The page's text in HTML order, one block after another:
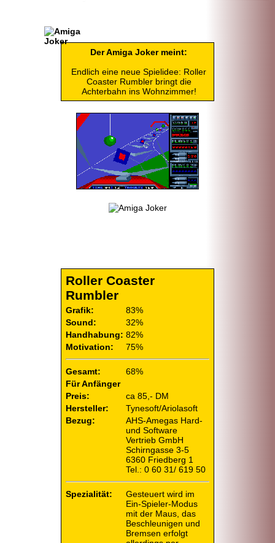
Der Amiga Joker meint:
Endlich eine neue Spielidee: Roller
Coaster Rumbler bringt die
Achterbahn ins Wohnzimmer!
Roller Coaster
Rumbler
Grafik:
83%
Sound:
32%
Handhabung: 82%
Motivation:
75%
Gesamt:
68%
Für Anfänger
Preis:
ca 85,- DM
Hersteller:
Tynesoft/Ariolasoft
Bezug:
AHS-Amegas Hard-
und Software
Vertrieb GmbH
Schirngasse 3-5
6360 Friedberg 1
Tel.: 0 60 31/ 619 50
Spezialität:
Gesteuert wird im
Ein-Spieler-Modus
mit der Maus, das
Beschleunigen und
Bremsen erfolgt